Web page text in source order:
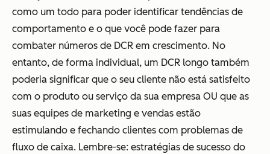
como um todo para poder identificar tendências de
comportamento e o que você pode fazer para
combater números de DCR em crescimento. No
entanto, de forma individual, um DCR longo também
poderia significar que o seu cliente não está satisfeito
com o produto ou serviço da sua empresa OU que as
suas equipes de marketing e vendas estão
estimulando e fechando clientes com problemas de
fluxo de caixa. Lembre-se: estratégias de sucesso do